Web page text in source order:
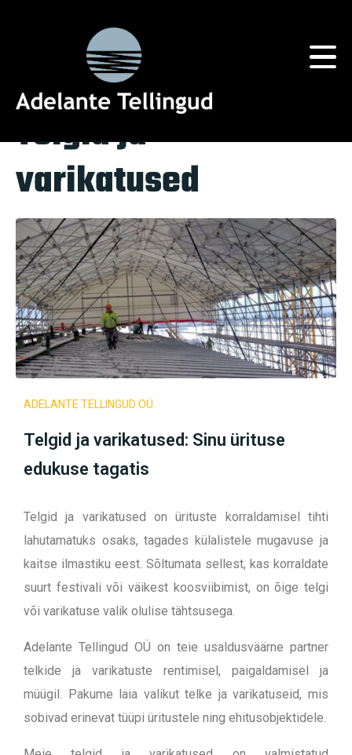
Piirdeaedade Rent
Tag Archives: Piirdeaedade Rent
Telgid ja
varikatused
ADELANTE TELLINGUD OÜ.
Telgid ja varikatused: Sinu ürituse
edukuse tagatis
Telgid ja varikatused on ürituste korraldamisel tihti
lahutamatuks osaks, tagades külalistele mugavuse ja
kaitse ilmastiku eest. Sõltumata sellest, kas korraldate
suurt festivali või väikest koosviibimist, on õige telgi
või varikatuse valik olulise tähtsusega.
Adelante Tellingud OÜ on teie usaldusväärne partner
telkide ja varikatuste rentimisel, paigaldamisel ja
müügil. Pakume laia valikut telke ja varikatuseid, mis
sobivad erinevat tüüpi üritustele ning ehitusobjektidele.